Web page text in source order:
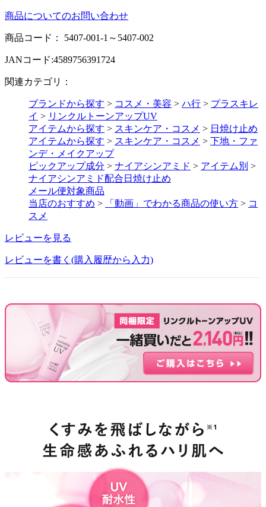
商品についてのお問い合わせ
商品コード： 5407-001-1～5407-002
JANコード:4589756391724
関連カテゴリ：
ブランドから探す > コスメ・美容 > ハ行 > プラスキレ
イ > リンクルトーンアップUV
アイテムから探す > スキンケア・コスメ > 日焼け止め
アイテムから探す > スキンケア・コスメ > 下地・ファ
ンデ・メイクアップ
ピックアップ成分 > ナイアシンアミド > アイテム別 >
ナイアシンアミド配合日焼け止め
メール便対象商品
当店のおすすめ > 「動画」でわかる商品の使い方 > コ
スメ
レビューを見る
レビューを書く(購入履歴から入力)